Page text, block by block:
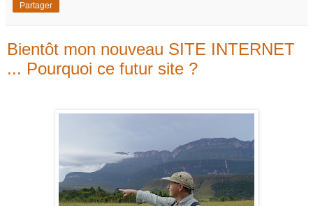
Partager
Bientôt mon nouveau SITE INTERNET
... Pourquoi ce futur site ?